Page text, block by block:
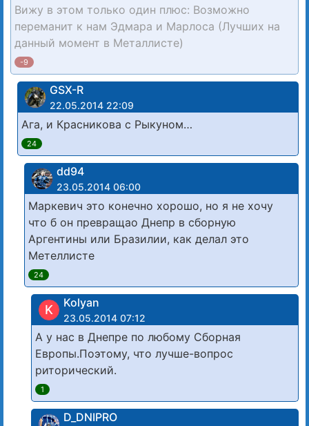
Вижу в этом только один плюс: Возможно
переманит к нам Эдмара и Марлоса (Лучших на
данный момент в Металлисте)
-9
GSX-R
22.05.2014 22:09
Ага, и Красникова с Рыкуном…
24
dd94
23.05.2014 06:00
Маркевич это конечно хорошо, но я не хочу
что б он превращао Днепр в сборную
Аргентины или Бразилии, как делал это
Метеллисте
24
K Kolyan
23.05.2014 07:12
А у нас в Днепре по любому Сборная
Европы.Поэтому, что лучше-вопрос
риторический.
1
D_DNIPRO